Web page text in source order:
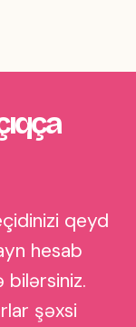
qeyd
hesab
şəxsi